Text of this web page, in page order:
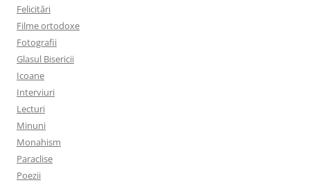
Felicitări
Filme ortodoxe
Fotografii
Glasul Bisericii
Icoane
Interviuri
Lecturi
Minuni
Monahism
Paraclise
Poezii